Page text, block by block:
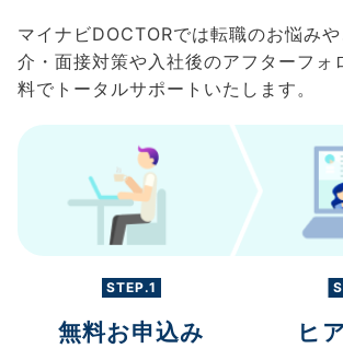
マイナビDOCTORでは転職のお悩み
介・面接対策や入社後のアフターフォ
料でトータルサポートいたします。
STEP.1
無料お申込み ヒ